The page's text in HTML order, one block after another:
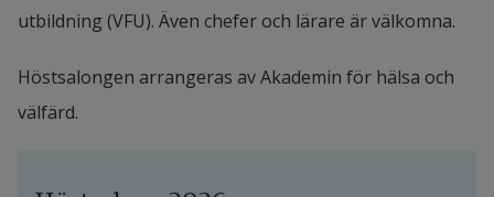
utbildning (VFU). Även chefer och lärare är välkomna.
Höstsalongen arrangeras av Akademin för hälsa och
välfärd.